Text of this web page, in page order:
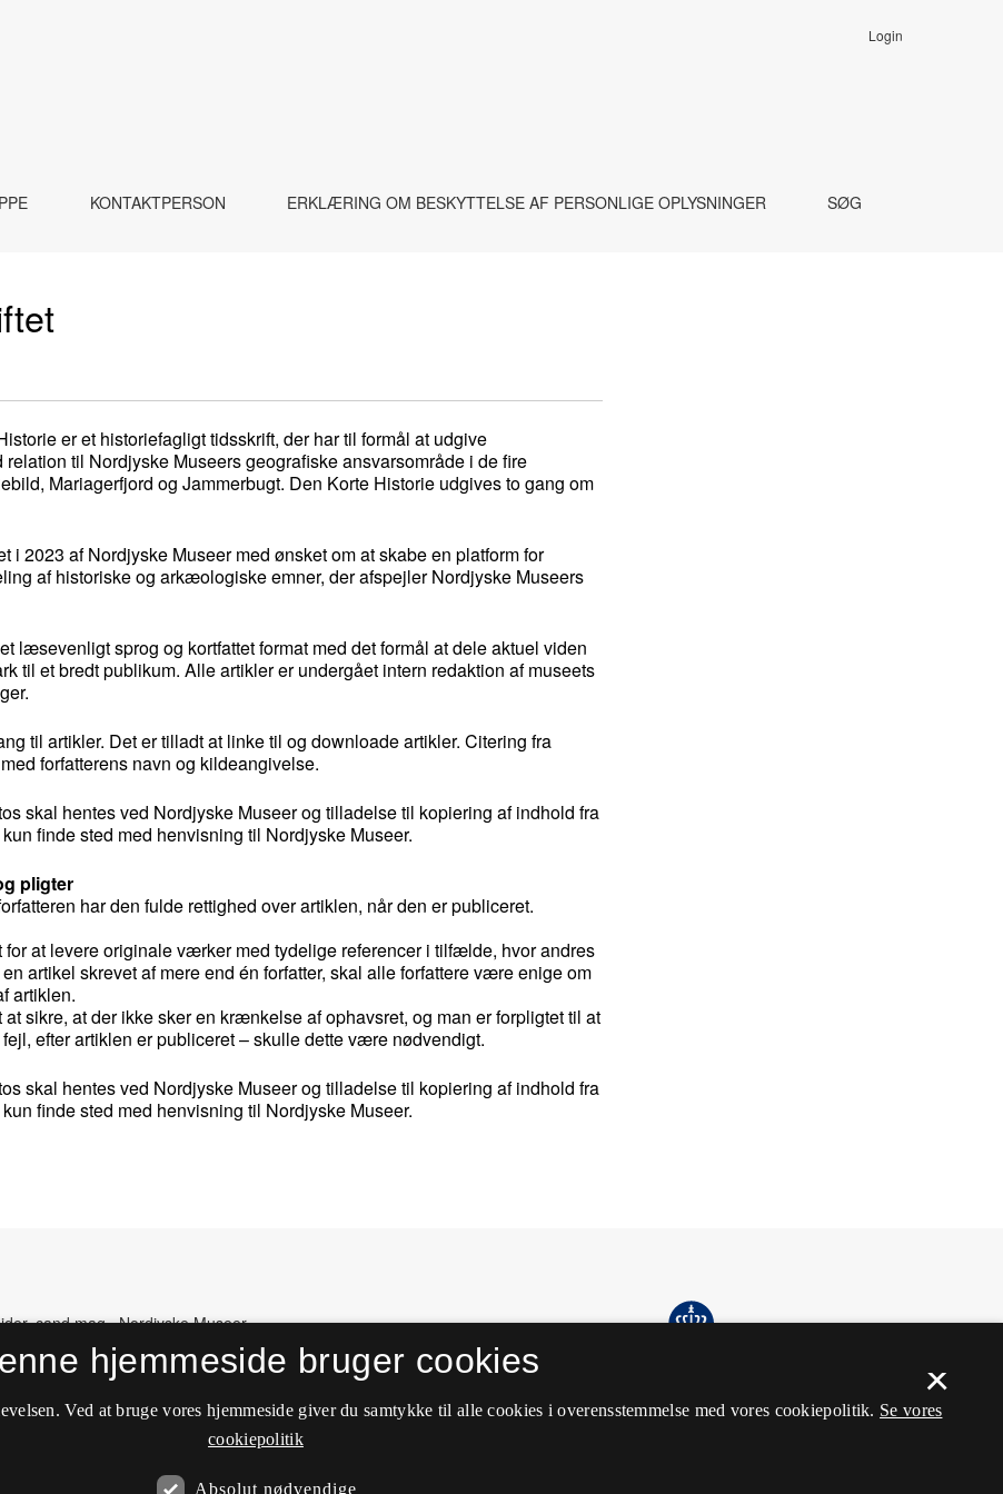
KONTAKTPERSON ERKLÆRING OM BESKYTTELSE AF PERSONLIGE OPLYSNINGER SØG
Login
er et historiefagligt tidsskrift, der har til formål at udgive
til Nordjyske Museers geografiske ansvarsområde i de fire
Mariagerfjord og Jammerbugt. Den Korte Historie udgives to gang om
i 2023 af Nordjyske Museer med ønsket om at skabe en platform for
af historiske og arkæologiske emner, der afspejler Nordjyske Museers
læsevenligt sprog og kortfattet format med det formål at dele aktuel viden
til et bredt publikum. Alle artikler er undergået intern redaktion af museets
til artikler. Det er tilladt at linke til og downloade artikler. Citering fra
forfatterens navn og kildeangivelse.
skal hentes ved Nordjyske Museer og tilladelse til kopiering af indhold fra
finde sted med henvisning til Nordjyske Museer.
pligter
har den fulde rettighed over artiklen, når den er publiceret.
for at levere originale værker med tydelige referencer i tilfælde, hvor andres
artikel skrevet af mere end én forfatter, skal alle forfattere være enige om
artiklen.
at sikre, at der ikke sker en krænkelse af ophavsret, og man er forpligtet til at
efter artiklen er publiceret – skulle dette være nødvendigt.
skal hentes ved Nordjyske Museer og tilladelse til kopiering af indhold fra
finde sted med henvisning til Nordjyske Museer.
cand.mag., Nordjyske Museer
×
hjemmeside bruger cookies
Ved at bruge vores hjemmeside giver du samtykke til alle cookies i overensstemmelse med vores cookiepolitik. Se vores
cookiepolitik
Absolut nødvendige